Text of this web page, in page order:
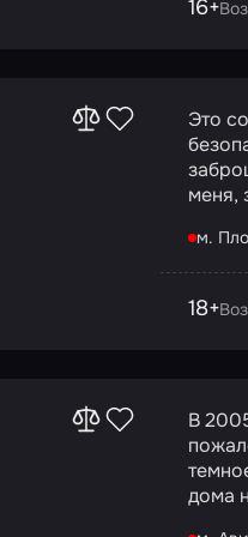
16+
18+
Это
меня,
нашем
Если
м.
В
дома